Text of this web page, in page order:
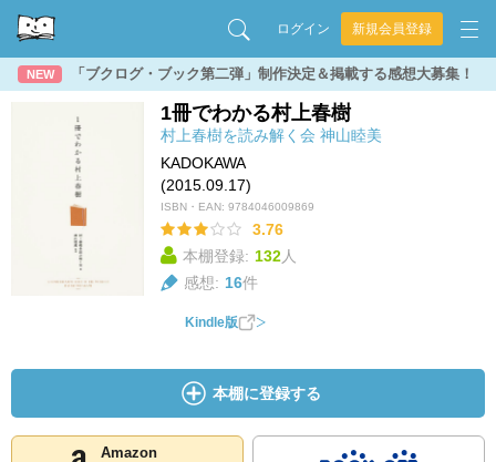
ログイン 新規会員登録
NEW 「ブクログ・ブック第二弾」制作決定＆掲載する感想大募集！
1冊でわかる村上春樹
村上春樹を読み解く会 神山睦美
KADOKAWA
(2015.09.17)
ISBN・EAN: 9784046009869
3.76
本棚登録: 132人
感想: 16件
Kindle版
本棚に登録する
Amazon